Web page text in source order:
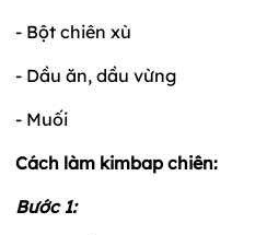
- Bột chiên xù
- Dầu ăn, dầu vừng
- Muối
Cách làm kimbap chiên:
Bước 1: